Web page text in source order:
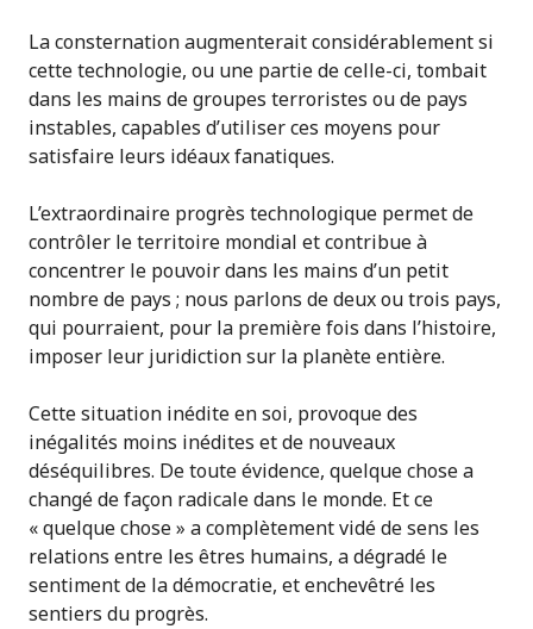
La consternation augmenterait considérablement si
cette technologie, ou une partie de celle-ci, tombait
dans les mains de groupes terroristes ou de pays
instables, capables d’utiliser ces moyens pour
satisfaire leurs idéaux fanatiques.
L’extraordinaire progrès technologique permet de
contrôler le territoire mondial et contribue à
concentrer le pouvoir dans les mains d’un petit
nombre de pays ; nous parlons de deux ou trois pays,
qui pourraient, pour la première fois dans l’histoire,
imposer leur juridiction sur la planète entière.
Cette situation inédite en soi, provoque des
inégalités moins inédites et de nouveaux
déséquilibres. De toute évidence, quelque chose a
changé de façon radicale dans le monde. Et ce
« quelque chose » a complètement vidé de sens les
relations entre les êtres humains, a dégradé le
sentiment de la démocratie, et enchevêtré les
sentiers du progrès.